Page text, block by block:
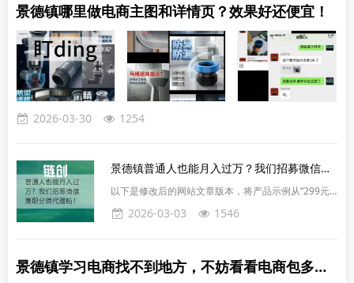
景德镇哪里做电商主图和详情页？效果好还便宜！
2026-03-30 1254
景德镇普通人也能月入过万？我们招募微信兼职分销代理啦！
以下是修改后的网站文章版本，将产品示例从“299元
的爆款面膜”改为“被子”（以一款热门的加厚保暖绒毛被
子/羽绒被为例，定价调整为更符合被子品类的常见价
觉吸引力。普通人也能月入过万？我们招募微信兼职分
2026-03-03 1546
景德镇学习电商找不到地方，不妨看看电商包多多视频号抖店资料+实用工具！